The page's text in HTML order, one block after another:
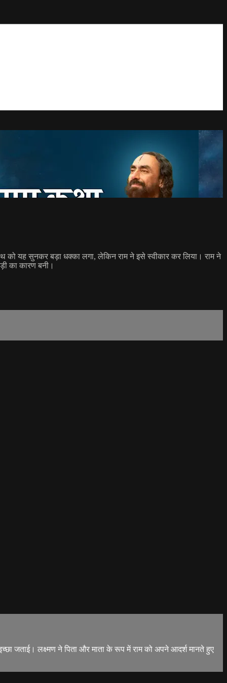
को यह सुनकर बड़ा धक्का लगा, लेकिन राम ने इसे स्वीकार कर लिया। राम ने
का कारण बनी।
जताई। लक्ष्मण ने पिता और माता के रूप में राम को अपने आदर्श मानते हुए